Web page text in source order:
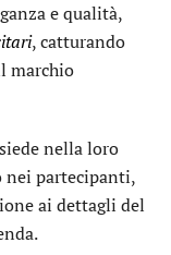
e qualità,
, catturando
marchio
nella loro
nei partecipanti,
ai dettagli del